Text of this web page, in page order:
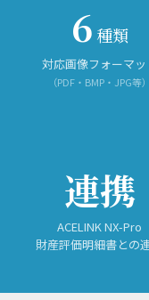
6 種類
対応画像フォーマッ
（PDF・BMP・JPG等）
連携
ACELINK NX-Pro
財産評価明細書との